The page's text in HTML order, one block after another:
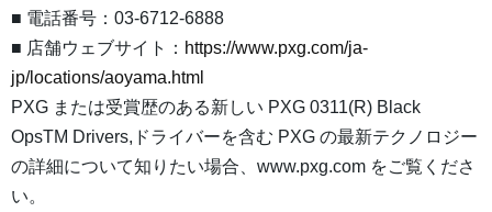
■ 電話番号：03-6712-6888
■ 店舗ウェブサイト： https://www.pxg.com/ja-
jp/locations/aoyama.html
PXG または受賞歴のある新しい PXG 0311(R) Black
OpsTM Drivers,ドライバーを含む PXG の最新テクノロジー
の詳細について知りたい場合、www.pxg.com をご覧くださ
い。